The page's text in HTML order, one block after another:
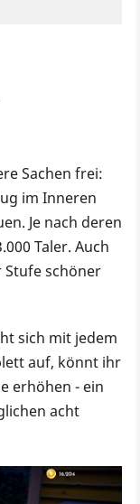
Sachen frei:
im Inneren
Je nach deren
Taler. Auch
Stufe schöner
sich mit jedem
auf, könnt ihr
erhöhen - ein
acht